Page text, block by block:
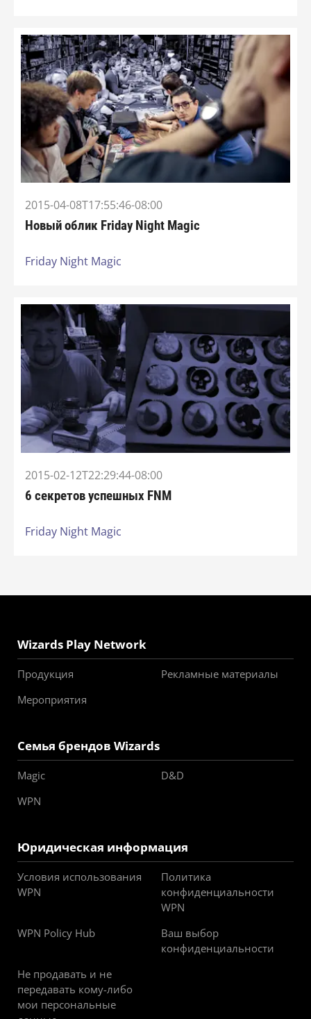
2015-04-08T17:55:46-08:00
Новый облик Friday Night Magic
Friday Night Magic
2015-02-12T22:29:44-08:00
6 секретов успешных FNM
Friday Night Magic
Wizards Play Network
Продукция
Рекламные материалы
Мероприятия
Семья брендов Wizards
Magic
D&D
WPN
Юридическая информация
Условия использования
WPN
Политика
конфиденциальности
WPN
WPN Policy Hub
Ваш выбор
конфиденциальности
Не продавать и не
передавать кому-либо
мои персональные